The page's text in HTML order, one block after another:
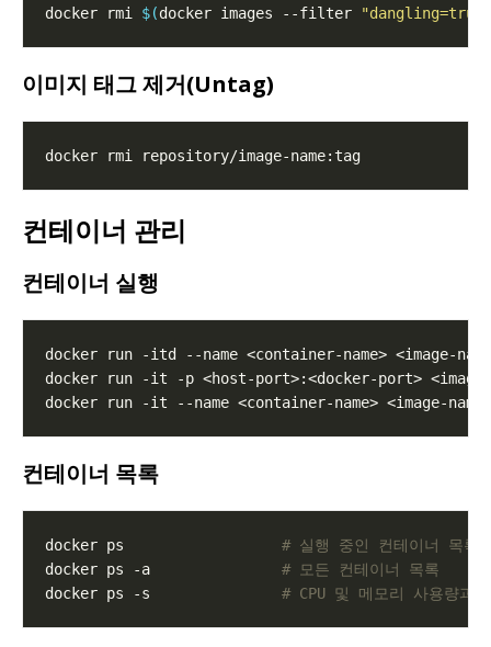
docker rmi $(docker images --filter "dangling=true"
이미지 태그 제거(Untag)
컨테이너 관리
컨테이너 실행
docker run -itd --name <container-name> <image-
docker run -it -p <host-port>:<docker-port> <image-
docker run -it --name <container-name> <image-
컨테이너 목록
docker ps # 실행 중인 컨테이너 목록
docker ps -a # 모든 컨테이너 목록
docker ps -s # CPU 및 메모리 사용량과